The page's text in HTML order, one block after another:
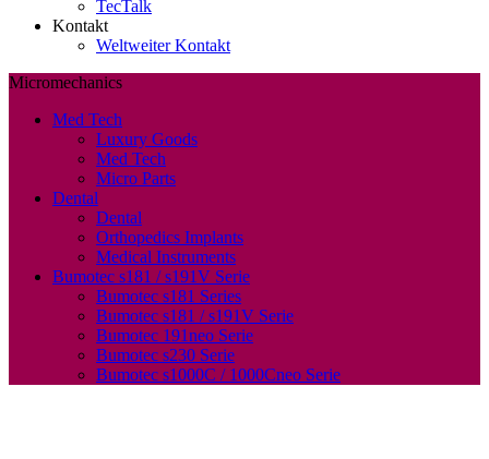
TecTalk
Kontakt
Weltweiter Kontakt
Micromechanics
Med Tech
Luxury Goods
Med Tech
Micro Parts
Dental
Dental
Orthopedics Implants
Medical Instruments
Bumotec s181 / s191V Serie
Bumotec s181 Series
Bumotec s181 / s191V Serie
Bumotec 191neo Serie
Bumotec s230 Serie
Bumotec s1000C / 1000Cneo Serie